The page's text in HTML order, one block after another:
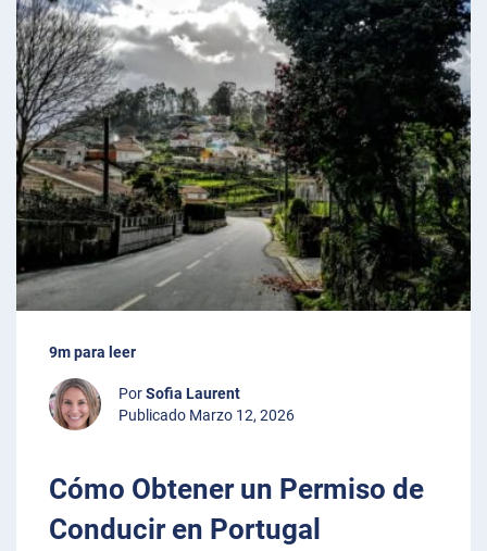
9m para leer
PorSofia Laurent
Publicado Marzo 12, 2026
Cómo Obtener un Permiso de
Conducir en Portugal